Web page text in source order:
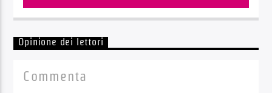
Opinione dei lettori
Commenta